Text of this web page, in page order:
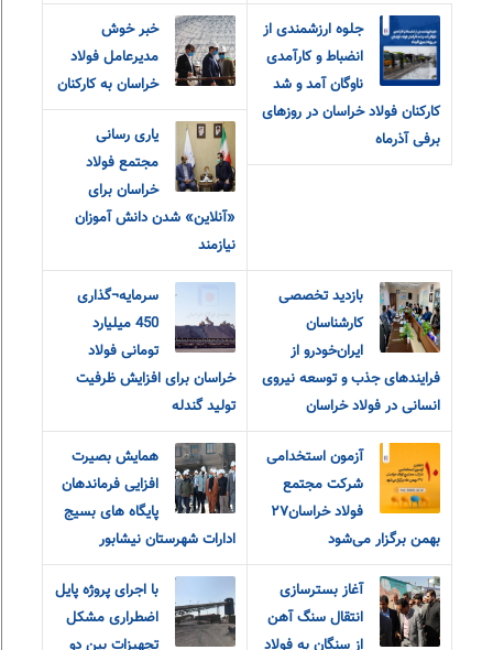
جلوه ارزشمندی از
انضباط و کارآمدی
ناوگان آمد و شد
کارکنان فولاد خراسان در روزهای
برفی آذرماه
خبر خوش
مدیرعامل فولاد
خراسان به کارکنان
یاری رسانی
مجتمع فولاد
خراسان برای
«آنلاین» شدن دانش آموزان
نیازمند
بازدید تخصصی
کارشناسان
ایران‌خودرو از
فرایندهای جذب و توسعه نیروی
انسانی در فولاد خراسان
سرمایه¬گذاری
450 میلیارد
تومانی فولاد
خراسان برای افزایش ظرفیت
تولید گندله
آزمون استخدامی
شرکت مجتمع
فولاد خراسان۲۷
بهمن برگزار می‌شود
همایش بصیرت
افزایی فرماندهان
پایگاه های بسیج
ادارات شهرستان نیشابور
آغاز بسترسازی
انتقال سنگ آهن
با اجرای پروژه پایل
اضطراری مشکل